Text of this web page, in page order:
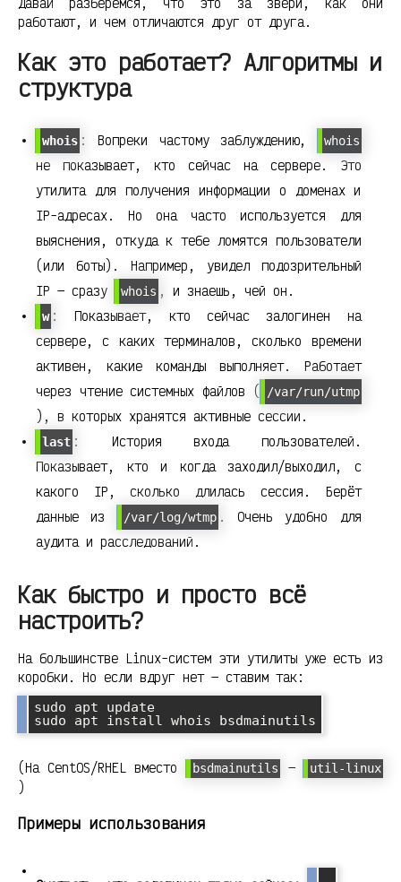
работают, и чем отличаются друг от друга.
Как это работает? Алгоритмы и
структура
whois : Вопреки частому заблуждению, whois
не показывает, кто сейчас на сервере. Это
утилита для получения информации о доменах и
IP-адресах. Но она часто используется для
выяснения, откуда к тебе ломятся пользователи
(или боты). Например, увидел подозрительный
IP — сразу
whois , и знаешь, чей он.
w : Показывает, кто сейчас залогинен на
сервере, с каких терминалов, сколько времени
активен, какие команды выполняет. Работает
через чтение системных файлов (
/var/run/utmp
), в которых хранятся активные сессии.
last : История входа пользователей.
Показывает, кто и когда заходил/выходил, с
какого IP, сколько длилась сессия. Берёт
данные из
/var/log/wtmp . Очень удобно для
аудита и расследований.
Как быстро и просто всё
настроить?
На большинстве Linux-систем эти утилиты уже есть из
коробки. Но если вдруг нет — ставим так:
sudo apt update
sudo apt install whois bsdmainutils
(На CentOS/RHEL вместо bsdmainutils — util-linux
)
Примеры использования